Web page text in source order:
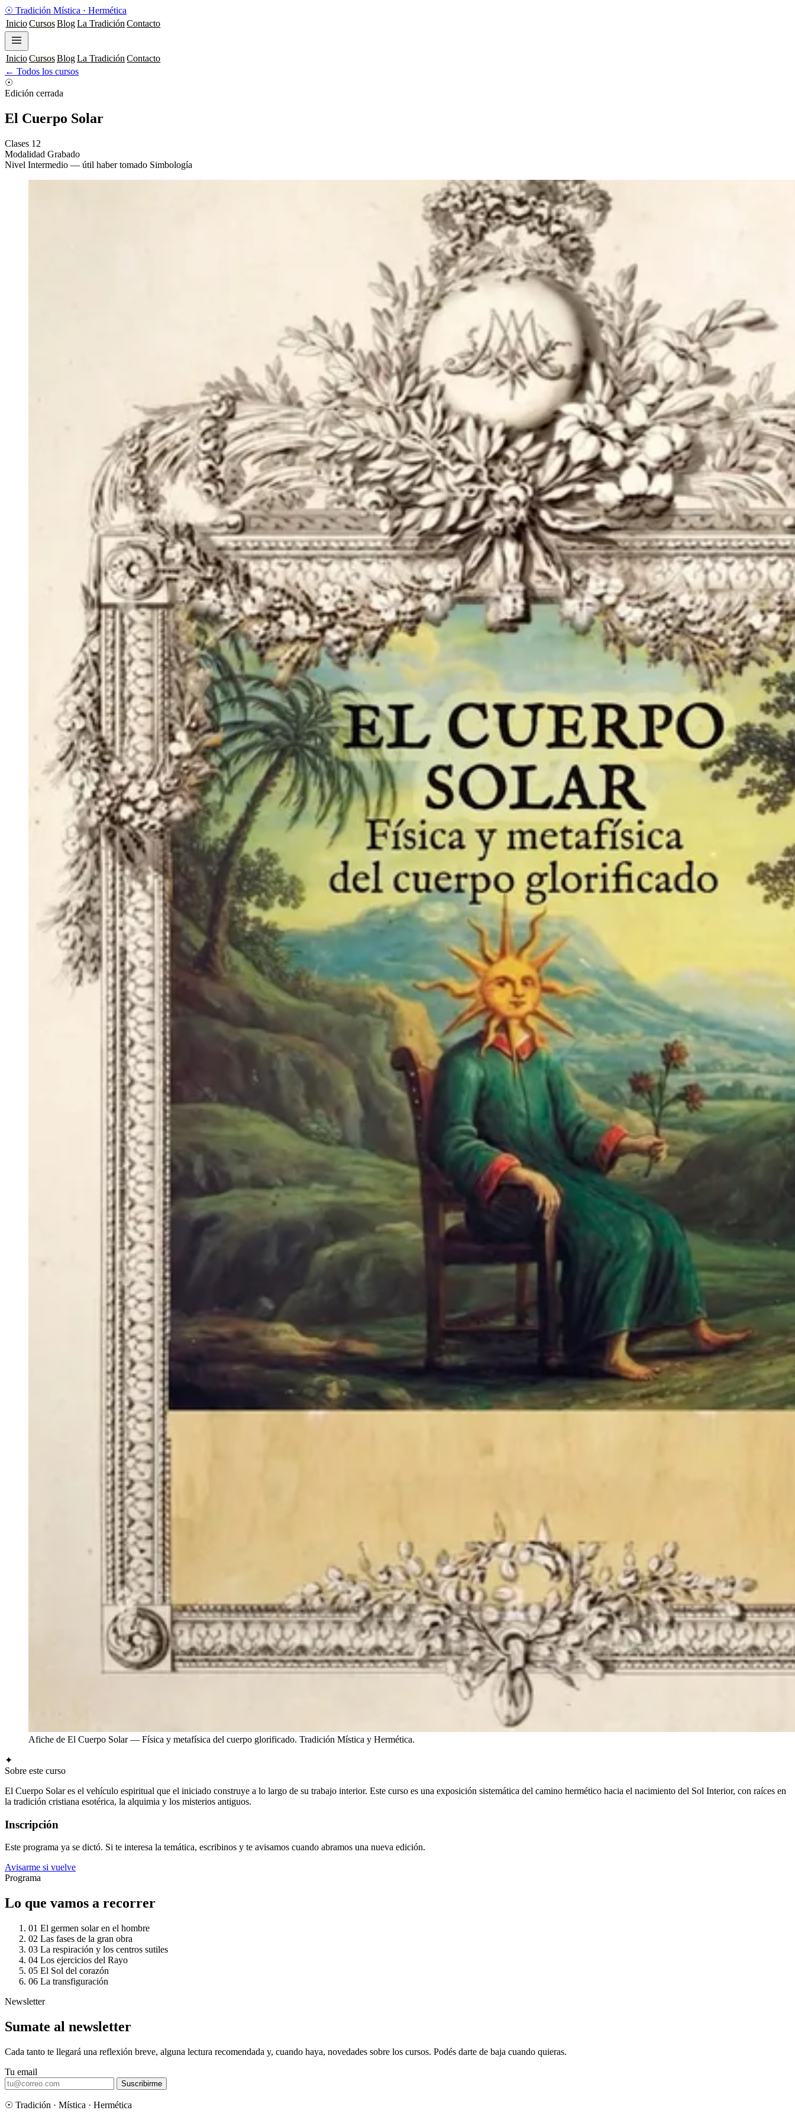
☉ Tradición Mística · Hermética
Inicio CursosBlogLa Tradición Contacto
Inicio CursosBlogLa Tradición Contacto
← Todos los cursos
☉
Edición cerrada
El Cuerpo Solar
Clases 12
Modalidad Grabado
Nivel Intermedio — útil haber tomado Simbología
Afiche de El Cuerpo Solar — Física y metafísica del cuerpo glorificado. Tradición Mística y Hermética.
✦
Sobre este curso
El Cuerpo Solar es el vehículo espiritual que el iniciado construye a lo largo de su trabajo interior. Este curso es una exposición sistemática del camino hermético hacia el nacimiento del Sol Interior, con raíces en
la tradición cristiana esotérica, la alquimia y los misterios antiguos.
Inscripción
Este programa ya se dictó. Si te interesa la temática, escribinos y te avisamos cuando abramos una nueva edición.
Avisarme si vuelve
Programa
Lo que vamos a recorrer
01 El germen solar en el hombre
02 Las fases de la gran obra
03 La respiración y los centros sutiles
04 Los ejercicios del Rayo
05 El Sol del corazón
06 La transfiguración
Newsletter
Sumate al newsletter
Cada tanto te llegará una reflexión breve, alguna lectura recomendada y, cuando haya, novedades sobre los cursos. Podés darte de baja cuando quieras.
Tu email
Suscribirme
☉ Tradición · Mística · Hermética